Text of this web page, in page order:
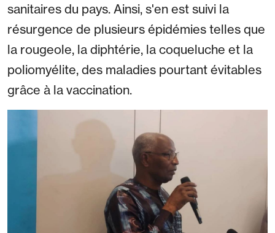
sanitaires du pays. Ainsi, s'en est suivi la
résurgence de plusieurs épidémies telles que
la rougeole, la diphtérie, la coqueluche et la
poliomyélite, des maladies pourtant évitables
grâce à la vaccination.